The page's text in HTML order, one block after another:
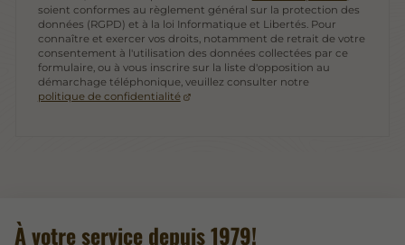
soient conformes au règlement général sur la protection des
données (RGPD) et à la loi Informatique et Libertés. Pour
connaître et exercer vos droits, notamment de retrait de votre
consentement à l'utilisation des données collectées par ce
formulaire, ou à vous inscrire sur la liste d'opposition au
démarchage téléphonique, veuillez consulter notre
politique de confidentialité
À votre service depuis 1979!